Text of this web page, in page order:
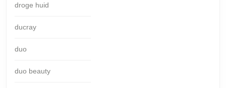
droge huid
ducray
duo
duo beauty